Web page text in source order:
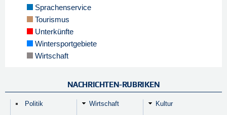
Sprachenservice
Tourismus
Unterkünfte
Wintersportgebiete
Wirtschaft
NACHRICHTEN-RUBRIKEN
Politik Wirtschaft Kultur